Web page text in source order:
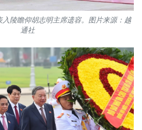
陵瞻仰胡志明主席遗容。图片来源：越
通社